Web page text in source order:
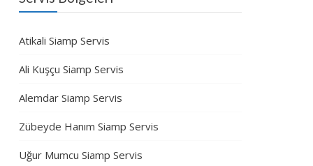
Atikali Siamp Servis
Ali Kuşçu Siamp Servis
Alemdar Siamp Servis
Zübeyde Hanım Siamp Servis
Uğur Mumcu Siamp Servis